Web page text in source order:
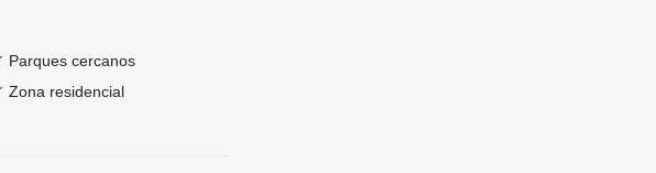
Parques cercanos
Zona residencial